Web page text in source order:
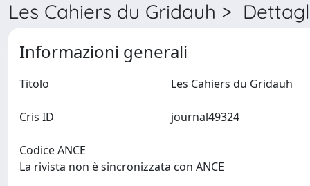
Les Cahiers du Gridauh >
Informazioni generali
Titolo
Cris ID
Codice ANCE
La rivista non è sincronizzata con ANCE